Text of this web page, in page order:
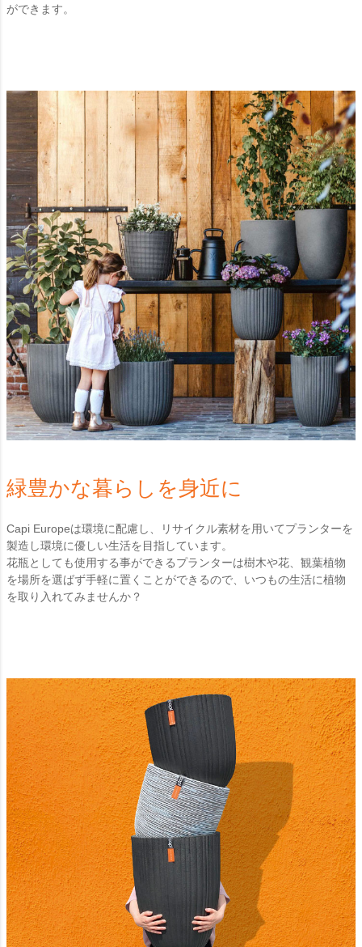
ができます。
緑豊かな暮らしを身近に
Capi Europeは環境に配慮し、リサイクル素材を用いてプランターを
製造し環境に優しい生活を目指しています。
花瓶としても使用する事ができるプランターは樹木や花、観葉植物
を場所を選ばず手軽に置くことができるので、いつもの生活に植物
を取り入れてみませんか？